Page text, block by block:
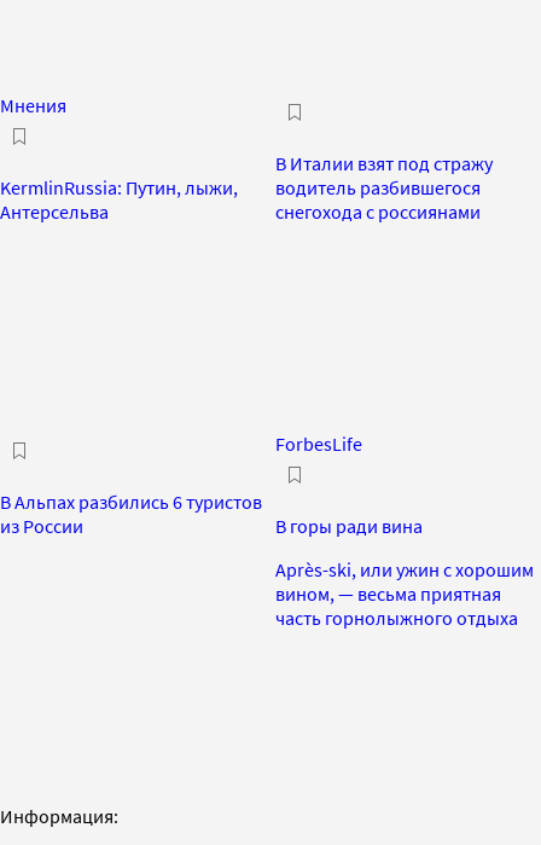
Мнения
KermlinRussia: Путин, лыжи,
Антерсельва
В Италии взят под стражу
водитель разбившегося
снегохода с россиянами
В Альпах разбились 6 туристов
из России
ForbesLife
В горы ради вина
Après-ski, или ужин с хорошим
вином, — весьма приятная
часть горнолыжного отдыха
Информация: